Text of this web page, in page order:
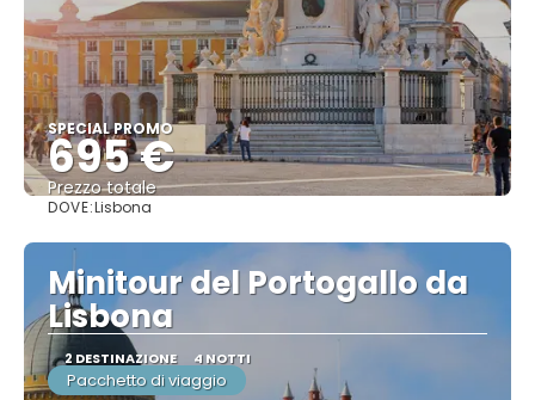
SPECIAL PROMO
695 €
Prezzo totale
DOVE:Lisbona
Minitour del Portogallo da
Lisbona
2 DESTINAZIONE 4 NOTTI
Pacchetto di viaggio